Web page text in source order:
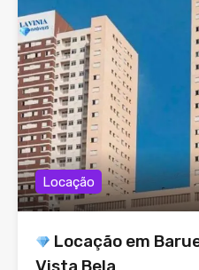
Locação
Locação em